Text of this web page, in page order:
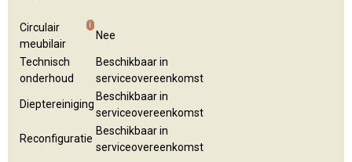
Circulair
meubilair
i
Nee
Technisch
onderhoud
Beschikbaar in
serviceovereenkomst
Dieptereiniging
Beschikbaar in
serviceovereenkomst
Reconfiguratie
Beschikbaar in
serviceovereenkomst